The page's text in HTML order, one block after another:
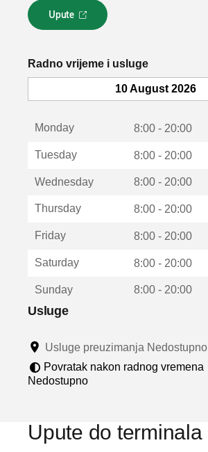
Upute
L
i
k
o
u
u
Radno vrijeme i usluge
10 August 2026
Monday 8:00 - 20:00
Tuesday 8:00 - 20:00
Wednesday 8:00 - 20:00
Thursday 8:00 - 20:00
Friday 8:00 - 20:00
Saturday 8:00 - 20:00
Sunday 8:00 - 20:00
Usluge
Usluge preuzimanja Nedostupno
Povratak nakon radnog vremena
Nedostupno
Upute do terminala